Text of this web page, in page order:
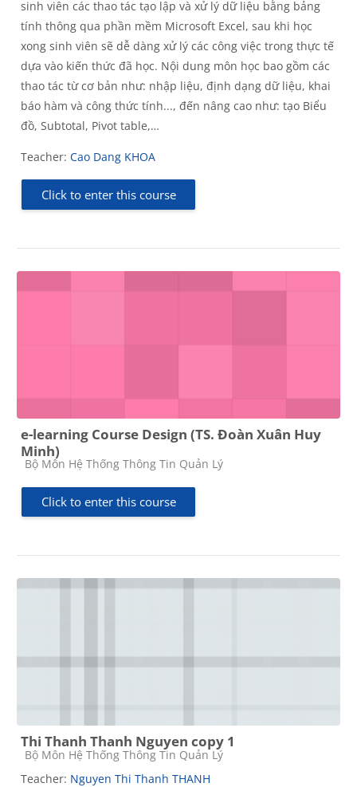
sinh viên các thao tác tạo lập và xử lý dữ liệu bằng bảng
tính thông qua phần mềm Microsoft Excel, sau khi học
xong sinh viên sẽ dễ dàng xử lý các công việc trong thực tế
dựa vào kiến thức đã học. Nội dung môn học bao gồm các
thao tác từ cơ bản như: nhập liệu, định dạng dữ liệu, khai
báo hàm và công thức tính..., đến nâng cao như: tạo Biểu
đồ, Subtotal, Pivot table,…
Teacher: Cao Dang KHOA
Click to enter this course
e-learning Course Design (TS. Đoàn Xuân Huy
Minh)
Course category
Bộ Môn Hệ Thống Thông Tin Quản Lý
Click to enter this course
Thi Thanh Thanh Nguyen copy 1
Course category
Bộ Môn Hệ Thống Thông Tin Quản Lý
Teacher: Nguyen Thi Thanh THANH